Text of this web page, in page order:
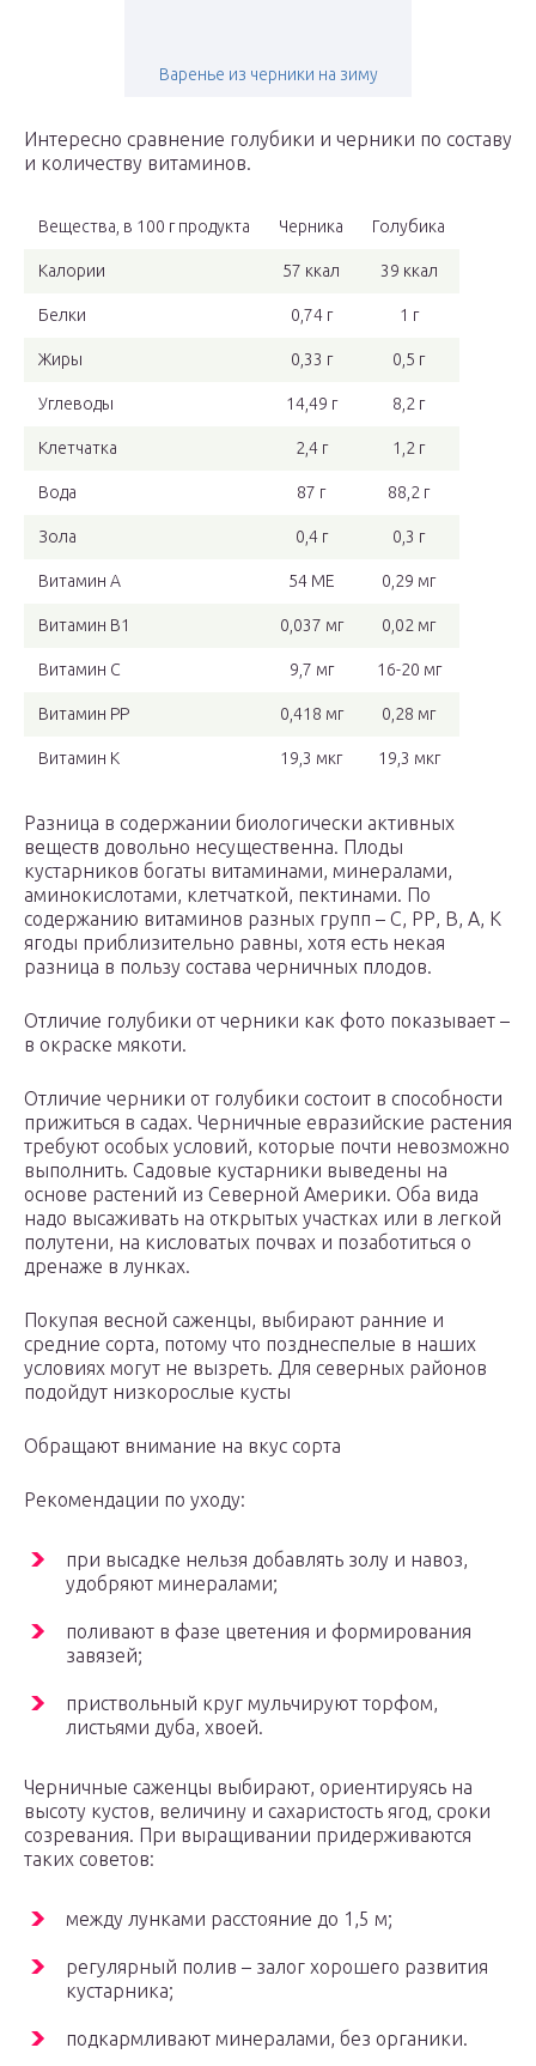
Варенье из черники на зиму
Интересно сравнение голубики и черники по составу
и количеству витаминов.
Вещества, в 100 г продукта Черника Голубика
Калории 57 ккал 39 ккал
Белки 0,74 г 1 г
Жиры 0,33 г 0,5 г
Углеводы 14,49 г 8,2 г
Клетчатка 2,4 г 1,2 г
Вода 87 г 88,2 г
Зола 0,4 г 0,3 г
Витамин А 54 МЕ 0,29 мг
Витамин В1 0,037 мг 0,02 мг
Витамин C 9,7 мг 16-20 мг
Витамин PP 0,418 мг 0,28 мг
Витамин K 19,3 мкг 19,3 мкг
Разница в содержании биологически активных
веществ довольно несущественна. Плоды
кустарников богаты витаминами, минералами,
аминокислотами, клетчаткой, пектинами. По
содержанию витаминов разных групп – С, РР, В, А, К
ягоды приблизительно равны, хотя есть некая
разница в пользу состава черничных плодов.
Отличие голубики от черники как фото показывает –
в окраске мякоти.
Отличие черники от голубики состоит в способности
прижиться в садах. Черничные евразийские растения
требуют особых условий, которые почти невозможно
выполнить. Садовые кустарники выведены на
основе растений из Северной Америки. Оба вида
надо высаживать на открытых участках или в легкой
полутени, на кисловатых почвах и позаботиться о
дренаже в лунках.
Покупая весной саженцы, выбирают ранние и
средние сорта, потому что позднеспелые в наших
условиях могут не вызреть. Для северных районов
подойдут низкорослые кусты
Обращают внимание на вкус сорта
Рекомендации по уходу:
при высадке нельзя добавлять золу и навоз,
удобряют минералами;
поливают в фазе цветения и формирования
завязей;
приствольный круг мульчируют торфом,
листьями дуба, хвоей.
Черничные саженцы выбирают, ориентируясь на
высоту кустов, величину и сахаристость ягод, сроки
созревания. При выращивании придерживаются
таких советов:
между лунками расстояние до 1,5 м;
регулярный полив – залог хорошего развития
кустарника;
подкармливают минералами, без органики.